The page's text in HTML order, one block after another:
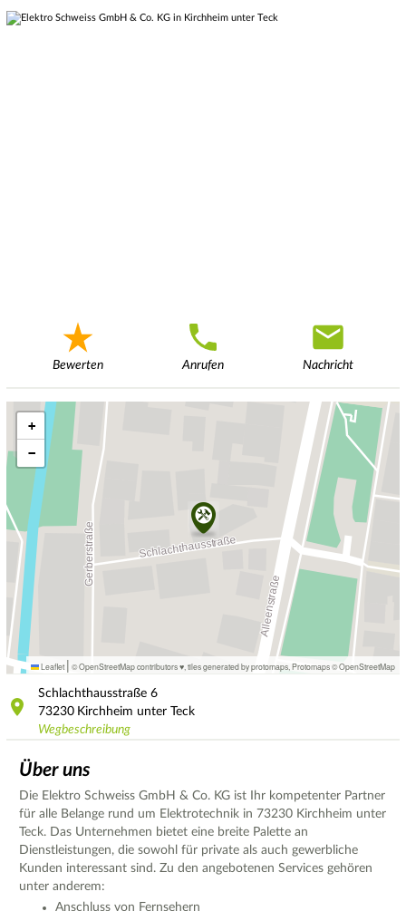
Bewerten Anrufen Nachricht
+
−
Leaflet | © OpenStreetMap contributors ♥, tiles generated by protomaps Protomaps©OpenStreetMap
Schlachthausstraße 6
73230 Kirchheim unter Teck
Wegbeschreibung
Über uns
Die Elektro Schweiss GmbH & Co. KG ist Ihr kompetenter Partner
für alle Belange rund um Elektrotechnik in 73230 Kirchheim unter
Teck. Das Unternehmen bietet eine breite Palette an
Dienstleistungen, die sowohl für private als auch gewerbliche
Kunden interessant sind. Zu den angebotenen Services gehören
unter anderem:
Anschluss von Fernsehern